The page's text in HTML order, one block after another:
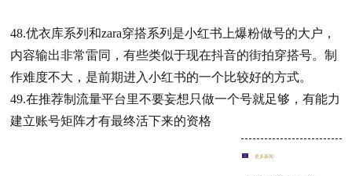
48.优衣库系列和zara穿搭系列是小红书上爆粉做号的大户，
内容输出非常雷同，有些类似于现在抖音的街拍穿搭号。制
作难度不大，是前期进入小红书的一个比较好的方式。
49.在推荐制流量平台里不要妄想只做一个号就足够，有能力
建立账号矩阵才有最终活下来的资格
更多新闻